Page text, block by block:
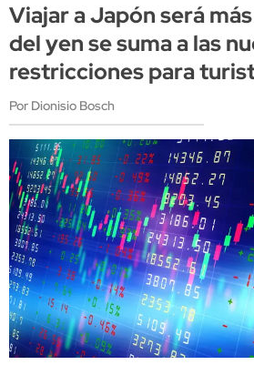
Viajar a Japón será
del yen se suma a las
restricciones para
Por Dionisio Bosch